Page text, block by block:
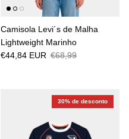
Camisola Levi´s de Malha
Lightweight Marinho
€44,84 EUR €68,99
30% de desconto